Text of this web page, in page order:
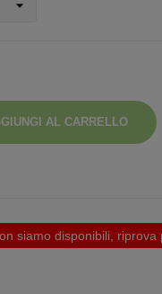
AL CARRELLO
siamo disponibili, riprova